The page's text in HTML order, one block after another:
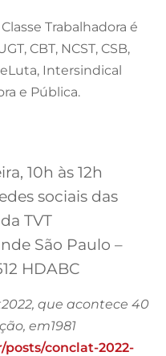
Trabalhadora é
CBT, NCST, CSB,
Intersindical
e Pública.
10h às 12h
sociais das
TVT
São Paulo –
HDABC
que acontece 40
em1981
conclat-2022-